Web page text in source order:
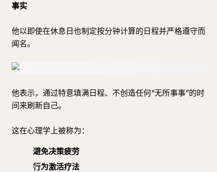
事实
他以即使在休息日也制定按分钟计算的日程并严格遵守而
闻名。
他表示，通过特意填满日程、不创造任何“无所事事”的时
间来刷新自己。
这在心理学上被称为：
避免决策疲劳
行为激活疗法